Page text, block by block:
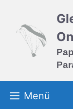
springen
Menü